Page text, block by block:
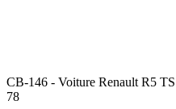
CB-146 - Voiture Renault R5
78